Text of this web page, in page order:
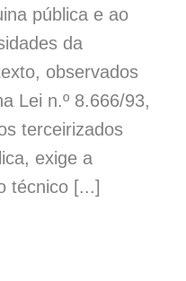
pública e ao
da
observados
Lei n.º 8.666/93,
terceirizados
exige a
técnico [...]